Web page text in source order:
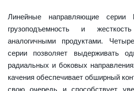
Линейные направляющие серии
грузоподъемность и
аналогичными продуктами.
серии позволяет выдерживать
радиальных и боковых
качения обеспечивает обширный
свою очередь и способствует